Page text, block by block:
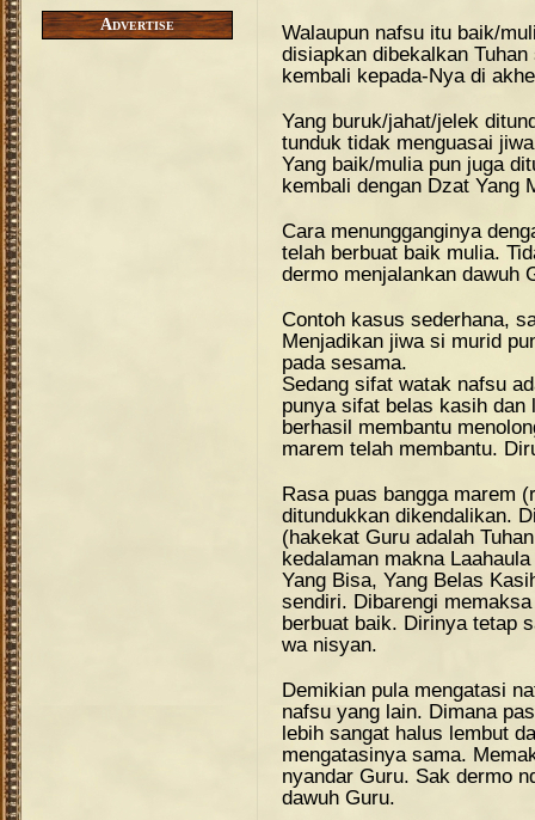
Advertise
Walaupun nafsu itu baik/
disiapkan dibekalkan
kembali kepada-Nya di
Yang buruk/jahat/jelek
tunduk tidak menguasai
Yang baik/mulia pun juga
kembali dengan Dzat Yang
Cara menungganginya
telah berbuat baik mulia.
dermo menjalankan dawuh
Contoh kasus sederhana,
Menjadikan jiwa si murid
pada sesama.
Sedang sifat watak nafsu
punya sifat belas kasih dan
berhasil membantu
marem telah membantu.
Rasa puas bangga marem
ditundukkan dikendalikan.
(hakekat Guru adalah
kedalaman makna
Yang Bisa, Yang Belas
sendiri. Dibarengi
berbuat baik. Dirinya tetap
wa nisyan.
Demikian pula mengatasi
nafsu yang lain. Dimana
lebih sangat halus lembut
mengatasinya sama.
nyandar Guru. Sak dermo
dawuh Guru.